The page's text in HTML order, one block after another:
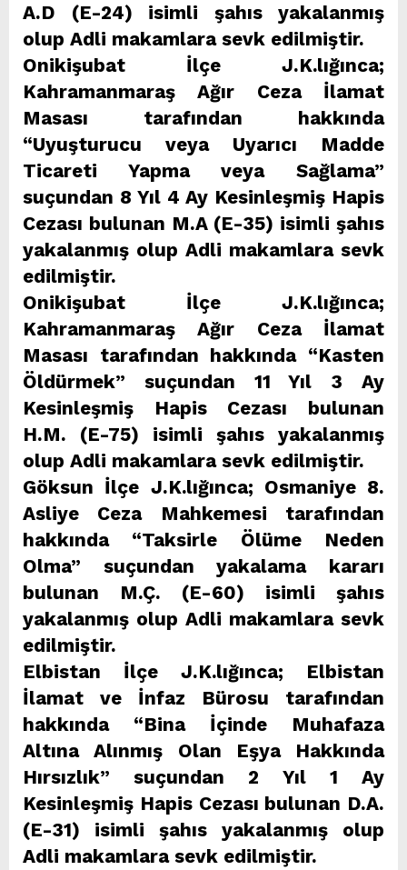
A.D (E-24) isimli şahıs yakalanmış
olup Adli makamlara sevk edilmiştir.
Onikişubat İlçe J.K.lığınca;
Kahramanmaraş Ağır Ceza İlamat
Masası tarafından hakkında
“Uyuşturucu veya Uyarıcı Madde
Ticareti Yapma veya Sağlama”
suçundan 8 Yıl 4 Ay Kesinleşmiş Hapis
Cezası bulunan M.A (E-35) isimli şahıs
yakalanmış olup Adli makamlara sevk
edilmiştir.
Onikişubat İlçe J.K.lığınca;
Kahramanmaraş Ağır Ceza İlamat
Masası tarafından hakkında “Kasten
Öldürmek” suçundan 11 Yıl 3 Ay
Kesinleşmiş Hapis Cezası bulunan
H.M. (E-75) isimli şahıs yakalanmış
olup Adli makamlara sevk edilmiştir.
Göksun İlçe J.K.lığınca; Osmaniye 8.
Asliye Ceza Mahkemesi tarafından
hakkında “Taksirle Ölüme Neden
Olma” suçundan yakalama kararı
bulunan M.Ç. (E-60) isimli şahıs
yakalanmış olup Adli makamlara sevk
edilmiştir.
Elbistan İlçe J.K.lığınca; Elbistan
İlamat ve İnfaz Bürosu tarafından
hakkında “Bina İçinde Muhafaza
Altına Alınmış Olan Eşya Hakkında
Hırsızlık” suçundan 2 Yıl 1 Ay
Kesinleşmiş Hapis Cezası bulunan D.A.
(E-31) isimli şahıs yakalanmış olup
Adli makamlara sevk edilmiştir.